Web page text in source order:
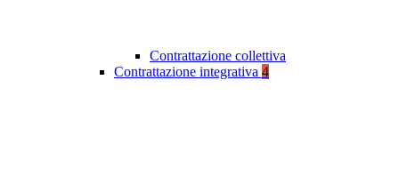
Contrattazione collettiva
Contrattazione integrativa 4